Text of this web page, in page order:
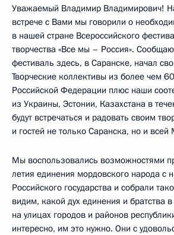
Уважаемый Владимир Владимирович!
встрече с Вами мы говорили о
в нашей стране Всероссийского
творчества «Все мы – Россия».
фестиваль здесь, в Саранске, начал
Творческие коллективы из более чем
Российской Федерации плюс наши
из Украины, Эстонии, Казахстана в
будут встречаться и радовать своим
и гостей не только Саранска, но и
Мы воспользовались возможностями
летия единения мордовского народа с
Российского государства и собрали
видим, какой дух единения и братства
на улицах городов и районов
интересно, им это нужно. Они с